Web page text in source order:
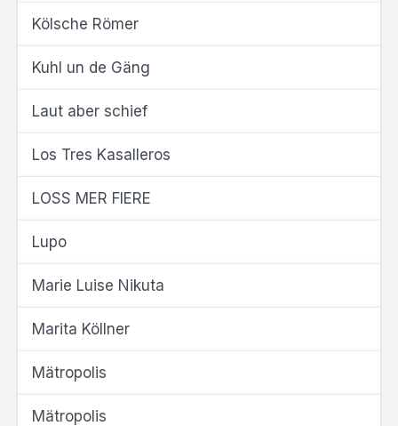
Kölsche Römer
Kuhl un de Gäng
Laut aber schief
Los Tres Kasalleros
LOSS MER FIERE
Lupo
Marie Luise Nikuta
Marita Köllner
Mätropolis
Mätropolis